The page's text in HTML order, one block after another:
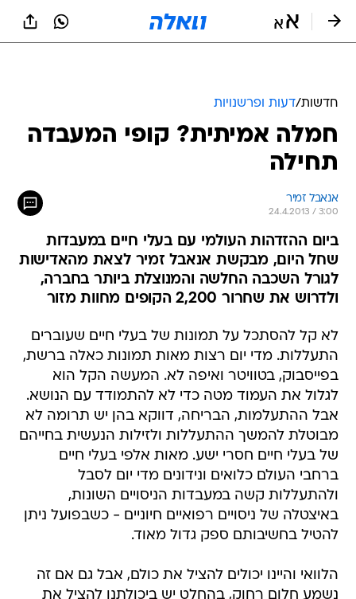
חדשות/דעות ופרשנויות
חמלה אמיתית? קופי המעבדה
תחילה
אנאבל זמיר
24.4.2013 / 3:00
ביום ההזדהות העולמי עם בעלי חיים במעבדות
שחל היום, מבקשת אנאבל זמיר לצאת מהאדישות
לגורל השכבה החלשה והמנוצלת ביותר בחברה,
ולדרוש את שחרור 2,200 הקופים מחוות מזור
לא קל להסתכל על תמונות של בעלי חיים שעוברים
התעללות. מדי יום רצות מאות תמונות כאלה ברשת,
בפייסבוק, בטוויטר ואיפה לא. המעשה הקל הוא
לגלול את העמוד מטה כדי לא להתמודד עם הנושא.
אבל ההתעלמות, הבריחה, דווקא בהן יש תרומה לא
מבוטלת להמשך ההתעללות ולזילות הנעשית בחייהם
של בעלי חיים חסרי ישע. מאות אלפי בעלי חיים
ברחבי העולם כלואים ונידונים מדי יום לסבל
ולהתעללות קשה במעבדות הניסויים השונות,
באיצטלה של ניסויים רפואיים חיוניים - כשבפועל ניתן
להטיל בחשיבותם ספק גדול מאוד.
הלוואי והיינו יכולים להציל את כולם, אבל גם אם זה
נשמע חלום רחוק, בהחלט יש ביכולתנו להציל את